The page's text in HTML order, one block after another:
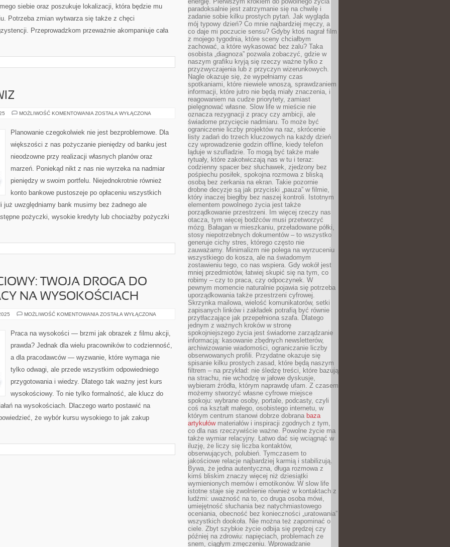
siebie oraz poszukuje lokalizacji, która będzie mu
Potrzeba zmian wytwarza się także z chęci
Przeprowadzkom przeważnie akompaniuje cała
MOŻLIWOŚĆ KOMENTOWANIA POŻYCZANIE
ZOSTAŁA WYŁĄCZONA
Planowanie czegokolwiek nie jest bezproblemowe. Dla
większości z nas pożyczanie pieniędzy od banku jest
nieodzowne przy realizacji własnych planów oraz
marzeń. Poniekąd nikt z nas nie wyrzeka na nadmiar
pieniędzy w swoim portfelu. Niejednokrotnie również
konto bankowe pustoszeje po opłaceniu wszystkich
już uwzględniamy bank musimy bez żadnego ale
pożyczki, wysokie kredyty lub chociażby pożyczki
TWOJA DROGA DO
NA WYSOKOŚCIACH
MOŻLIWOŚĆ KOMENTOWANIA KURS
DROGA
DO
PRACY
WYSOKOŚCIACH
ZOSTAŁA WYŁĄCZONA
Praca na wysokości — brzmi jak obrazek z filmu akcji,
prawda? Jednak dla wielu pracowników to codzienność,
a dla pracodawców — wyzwanie, które wymaga nie
tylko odwagi, ale przede wszystkim odpowiedniego
przygotowania i wiedzy. Dlatego tak ważny jest kurs
wysokościowy. To nie tylko formalność, ale klucz do
na wysokościach. Dlaczego warto postawić na
że wybór kursu wysokiego to jak zakup
paradoksalnie jest zatrzymanie się na chwilę i
zadanie sobie kilku prostych pytań. Jak wygląda
mój typowy dzień? Co mnie najbardziej męczy, a
co daje mi poczucie sensu? Gdyby ktoś nagrał film
z mojego tygodnia, które sceny chciałbym
zachować, a które wykasować bez żalu? Taka
osobista „diagnoza” pozwala zobaczyć, gdzie w
naszym grafiku kryją się rzeczy ważne tylko z
przyzwyczajenia lub z przyczyn wizerunkowych.
Nagle okazuje się, że wypełniamy czas
spotkaniami, które niewiele wnoszą, sprawdzaniem
informacji, które jutro nie będą miały znaczenia, i
reagowaniem na cudze priorytety, zamiast
pielęgnować własne. Slow life w mieście nie
oznacza rezygnacji z pracy czy ambicji, ale
świadome przycięcie nadmiaru. To może być
ograniczenie liczby projektów na raz, skrócenie
listy zadań do trzech kluczowych na każdy dzień
czy wprowadzenie godzin offline, kiedy telefon
ląduje w szufladzie. To mogą być także małe
rytuały, które zakotwiczają nas w tu i teraz:
codzienny spacer bez słuchawek, zjedzony bez
pośpiechu posiłek, spokojna rozmowa z bliską
osobą bez zerkania na ekran. Takie pozornie
drobne decyzje są jak przyciski „pauza” w filmie,
który inaczej biegłby bez naszej kontroli. Istotnym
elementem powolnego życia jest także
porządkowanie przestrzeni. Im więcej rzeczy nas
otacza, tym więcej bodźców musi przetworzyć
mózg. Bałagan w mieszkaniu, przeładowane półki,
stosy niepotrzebnych dokumentów – to wszystko
generuje cichy stres, którego często nie
zauważamy. Minimalizm nie polega na wyrzuceniu
wszystkiego do kosza, ale na świadomym
zostawieniu tego, co nas wspiera. Gdy wokół jest
mniej przedmiotów, łatwiej skupić się na tym, co
robimy – czy to praca, czy odpoczynek. W
pewnym momencie naturalnie pojawia się potrzeba
uporządkowania także przestrzeni cyfrowej.
Skrzynka mailowa, wielość komunikatorów, setki
zapisanych linków i zakładek potrafią być równie
przytłaczające jak przepełniona szafa. Dlatego
jednym z ważnych kroków w stronę
spokojniejszego życia jest świadome zarządzanie
informacją: kasowanie zbędnych newsletterów,
archiwizowanie wiadomości, ograniczanie liczby
obserwowanych profili. Przydatne okazuje się
spisanie kilku prostych zasad, które będą naszym
filtrem – na przykład: nie śledzę treści, które bazują
na strachu, nie wchodzę w jałowe dyskusje,
wybieram źródła, którym naprawdę ufam. Z czasem
możemy stworzyć własne cyfrowe miejsce
spokoju: wybrane osoby, portale, podcasty, czyli
coś na kształt małego, osobistego internetu, w
którym centrum stanowi dobrze dobrana baza
artykułówmateriałów i inspiracji zgodnych z tym,
co dla nas rzeczywiście ważne. Powolne życie ma
także wymiar relacyjny. Łatwo dać się wciągnąć w
iluzję, że liczy się liczba kontaktów,
obserwujących, polubień. Tymczasem to
jakościowe relacje najbardziej karmią i stabilizują.
Bywa, że jedna autentyczna, długa rozmowa z
kimś bliskim znaczy więcej niż dziesiątki
wymienionych memów i emotikonów. W slow life
istotne staje się zwolnienie również w kontaktach z
ludźmi: uważność na to, co druga osoba mówi,
umiejętność słuchania bez natychmiastowego
oceniania, obecność bez konieczności „uratowania”
wszystkich dookoła. Nie można też zapominać o
ciele. Zbyt szybkie życie odbija się prędzej czy
później na zdrowiu: napięciach, problemach ze
snem, ciągłym zmęczeniu. Wprowadzanie